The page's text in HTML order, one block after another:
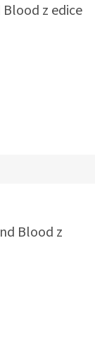
z edice
Blood z